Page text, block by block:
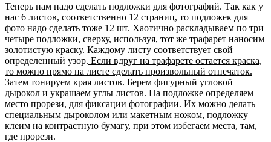
Теперь нам надо сделать подложки для фотографий. Так как у
нас 6 листов, соответственно 12 страниц, то подложек для
фото надо сделать тоже 12 шт. Хаотично раскладываем по три
четыре подложки, сверху, используя, тот же трафарет наносим
золотистую краску. Каждому листу соответствует свой
определенный узор. Если вдруг на трафарете остается краска,
то можно прямо на листе сделать произвольный отпечаток.
Затем тонируем края листов. Берем фигурный угловой
дырокол и украшаем углы листов. На подложке определяем
место прорези, для фиксации фотографии. Их можно делать
специальным дыроколом или макетным ножом, подложку
клеим на контрастную бумагу, при этом избегаем места, там,
где прорези.